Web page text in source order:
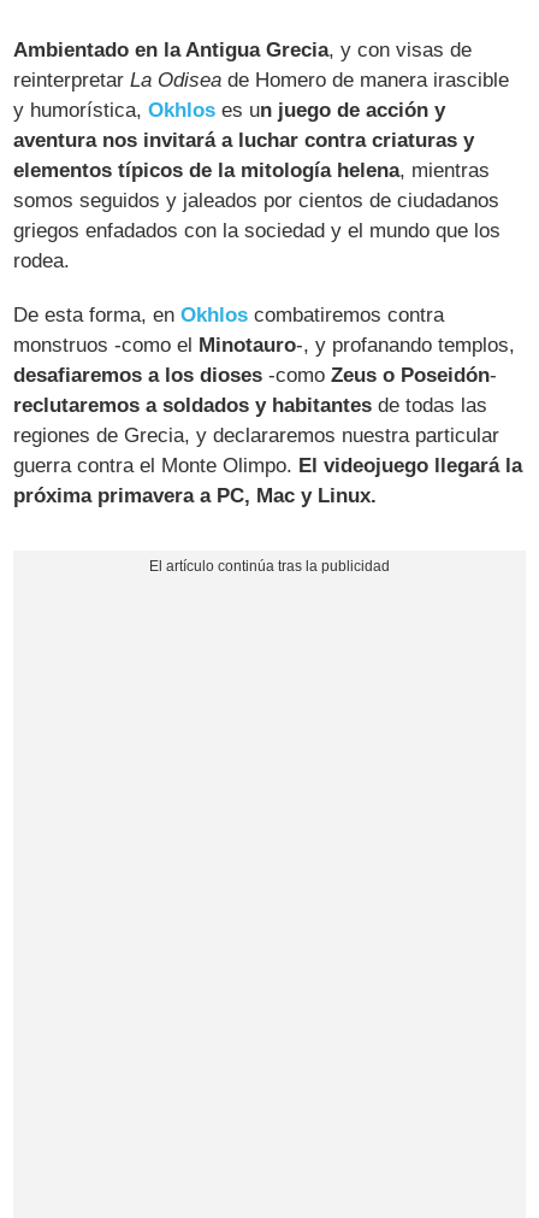
Ambientado en la Antigua Grecia, y con visas de
reinterpretarLa Odisea de Homero de manera irascible
y humorística,Okhlos es un juego de acción y
aventura nos invitará a luchar contra criaturas y
elementos típicos de la mitología helena, mientras
somos seguidos y jaleados por cientos de ciudadanos
griegos enfadados con la sociedad y el mundo que los
rodea.
De esta forma, enOkhlos combatiremos contra
monstruos -como el Minotauro-, y profanando templos,
desafiaremos a los dioses -comoZeus o Poseidón-
reclutaremos a soldados y habitantes de todas las
regiones de Grecia, y declararemos nuestra particular
guerra contra el Monte Olimpo. El videojuego llegará la
próxima primavera a PC, Mac y Linux.